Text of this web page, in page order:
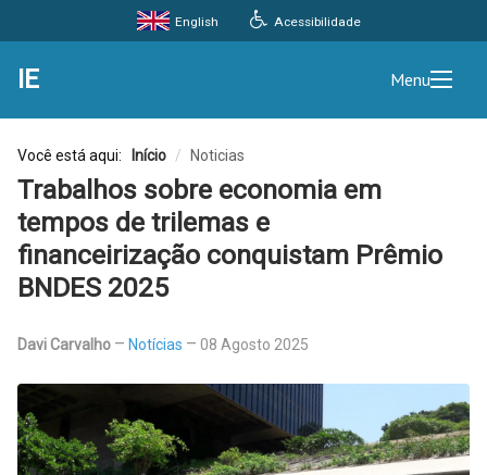
Acessibilidade
English
IE Menu
Você está aqui: Início / Noticias
Trabalhos sobre economia em
tempos de trilemas e
financeirização conquistam Prêmio
BNDES 2025
Davi Carvalho Notícias 08 Agosto 2025